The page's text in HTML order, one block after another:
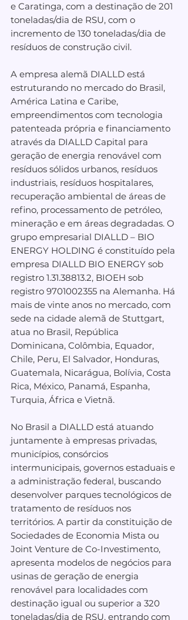
e Caratinga, com a destinação de 201
toneladas/dia de RSU, com o
incremento de 130 toneladas/dia de
resíduos de construção civil.
A empresa alemã DIALLD está
estruturando no mercado do Brasil,
América Latina e Caribe,
empreendimentos com tecnologia
patenteada própria e financiamento
através da DIALLD Capital para
geração de energia renovável com
resíduos sólidos urbanos, resíduos
industriais, resíduos hospitalares,
recuperação ambiental de áreas de
refino, processamento de petróleo,
mineração e em áreas degradadas. O
grupo empresarial DIALLD – BIO
ENERGY HOLDING é constituído pela
empresa DIALLD BIO ENERGY sob
registro 1.31.38813.2, BIOEH sob
registro 9701002355 na Alemanha. Há
mais de vinte anos no mercado, com
sede na cidade alemã de Stuttgart,
atua no Brasil, República
Dominicana, Colômbia, Equador,
Chile, Peru, El Salvador, Honduras,
Guatemala, Nicarágua, Bolívia, Costa
Rica, México, Panamá, Espanha,
Turquia, África e Vietnã.
No Brasil a DIALLD está atuando
juntamente à empresas privadas,
municípios, consórcios
intermunicipais, governos estaduais e
a administração federal, buscando
desenvolver parques tecnológicos de
tratamento de resíduos nos
territórios. A partir da constituição de
Sociedades de Economia Mista ou
Joint Venture de Co-Investimento,
apresenta modelos de negócios para
usinas de geração de energia
renovável para localidades com
destinação igual ou superior a 320
toneladas/dia de RSU, entrando com